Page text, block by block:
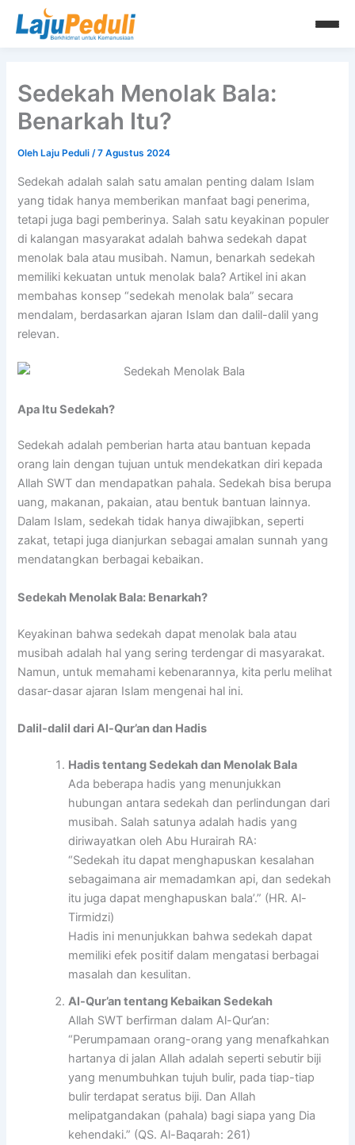
Sedekah Menolak Bala:
Benarkah Itu?
Oleh Laju Peduli/7 Agustus 2024
Sedekah adalah salah satu amalan penting dalam Islam
yang tidak hanya memberikan manfaat bagi penerima,
tetapi juga bagi pemberinya. Salah satu keyakinan populer
di kalangan masyarakat adalah bahwa sedekah dapat
menolak bala atau musibah. Namun, benarkah sedekah
memiliki kekuatan untuk menolak bala? Artikel ini akan
membahas konsep “sedekah menolak bala” secara
mendalam, berdasarkan ajaran Islam dan dalil-dalil yang
relevan.
Apa Itu Sedekah?
Sedekah adalah pemberian harta atau bantuan kepada
orang lain dengan tujuan untuk mendekatkan diri kepada
Allah SWT dan mendapatkan pahala. Sedekah bisa berupa
uang, makanan, pakaian, atau bentuk bantuan lainnya.
Dalam Islam, sedekah tidak hanya diwajibkan, seperti
zakat, tetapi juga dianjurkan sebagai amalan sunnah yang
mendatangkan berbagai kebaikan.
Sedekah Menolak Bala: Benarkah?
Keyakinan bahwa sedekah dapat menolak bala atau
musibah adalah hal yang sering terdengar di masyarakat.
Namun, untuk memahami kebenarannya, kita perlu melihat
dasar-dasar ajaran Islam mengenai hal ini.
Dalil-dalil dari Al-Qur’an dan Hadis
Hadis tentang Sedekah dan Menolak Bala
Ada beberapa hadis yang menunjukkan
hubungan antara sedekah dan perlindungan dari
musibah. Salah satunya adalah hadis yang
diriwayatkan oleh Abu Hurairah RA:
“Sedekah itu dapat menghapuskan kesalahan
sebagaimana air memadamkan api, dan sedekah
itu juga dapat menghapuskan bala’.” (HR. Al-
Tirmidzi)
Hadis ini menunjukkan bahwa sedekah dapat
memiliki efek positif dalam mengatasi berbagai
masalah dan kesulitan.
Al-Qur’an tentang Kebaikan Sedekah
Allah SWT berfirman dalam Al-Qur’an:
“Perumpamaan orang-orang yang menafkahkan
hartanya di jalan Allah adalah seperti sebutir biji
yang menumbuhkan tujuh bulir, pada tiap-tiap
bulir terdapat seratus biji. Dan Allah
melipatgandakan (pahala) bagi siapa yang Dia
kehendaki.” (QS. Al-Baqarah: 261)